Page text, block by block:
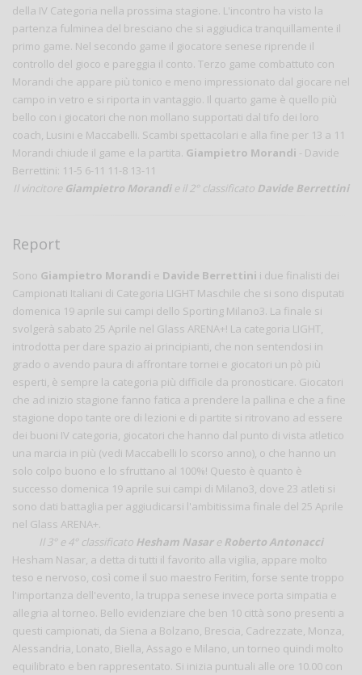
della IV Categoria nella prossima stagione. L'incontro ha visto la
partenza fulminea del bresciano che si aggiudica tranquillamente il
primo game. Nel secondo game il giocatore senese riprende il
controllo del gioco e pareggia il conto. Terzo game combattuto con
Morandi che appare più tonico e meno impressionato dal giocare nel
campo in vetro e si riporta in vantaggio. Il quarto game è quello più
bello con i giocatori che non mollano supportati dal tifo dei loro
coach, Lusini e Maccabelli. Scambi spettacolari e alla fine per 13 a 11
Morandi chiude il game e la partita. Giampietro Morandi - Davide
Berrettini: 11-5 6-11 11-8 13-11
Il vincitore Giampietro Morandie il 2° classificato Davide Berrettini
Report
Sono Giampietro Morandi e Davide Berrettini i due finalisti dei
Campionati Italiani di Categoria LIGHT Maschile che si sono disputati
domenica 19 aprile sui campi dello Sporting Milano3. La finale si
svolgerà sabato 25 Aprile nel Glass ARENA+! La categoria LIGHT,
introdotta per dare spazio ai principianti, che non sentendosi in
grado o avendo paura di affrontare tornei e giocatori un pò più
esperti, è sempre la categoria più difficile da pronosticare. Giocatori
che ad inizio stagione fanno fatica a prendere la pallina e che a fine
stagione dopo tante ore di lezioni e di partite si ritrovano ad essere
dei buoni IV categoria, giocatori che hanno dal punto di vista atletico
una marcia in più (vedi Maccabelli lo scorso anno), o che hanno un
solo colpo buono e lo sfruttano al 100%! Questo è quanto è
successo domenica 19 aprile sui campi di Milano3, dove 23 atleti si
sono dati battaglia per aggiudicarsi l'ambitissima finale del 25 Aprile
nel Glass ARENA+.
Il 3° e 4° classificato Hesham NasareRoberto Antonacci
Hesham Nasar, a detta di tutti il favorito alla vigilia, appare molto
teso e nervoso, così come il suo maestro Feritim, forse sente troppo
l'importanza dell'evento, la truppa senese invece porta simpatia e
allegria al torneo. Bello evidenziare che ben 10 città sono presenti a
questi campionati, da Siena a Bolzano, Brescia, Cadrezzate, Monza,
Alessandria, Lonato, Biella, Assago e Milano, un torneo quindi molto
equilibrato e ben rappresentato. Si inizia puntuali alle ore 10.00 con